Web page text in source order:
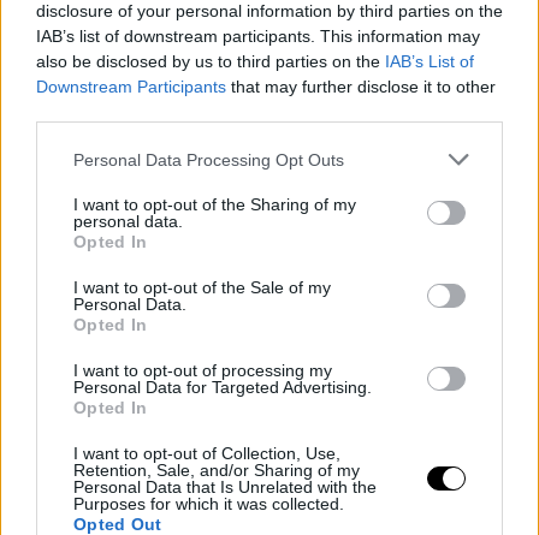
disclosure of your personal information by third parties on the
IAB’s list of downstream participants. This information may
also be disclosed by us to third parties on the IAB’s List of
Downstream Participants that may further disclose it to other
Personal Data Processing Opt Outs
I want to opt-out of the Sharing of my
personal data.
Opted In
I want to opt-out of the Sale of my
Personal Data.
Opted In
I want to opt-out of processing my
Personal Data for Targeted Advertising.
Opted In
I want to opt-out of Collection, Use,
Retention, Sale, and/or Sharing of my
Personal Data that Is Unrelated with the
Purposes for which it was collected.
Opted Out
Últimos artículos
kyle kuzmamilwaukee bucks
podría ir Kyle Kuzma
Víctor LF- 07 Aug 2026